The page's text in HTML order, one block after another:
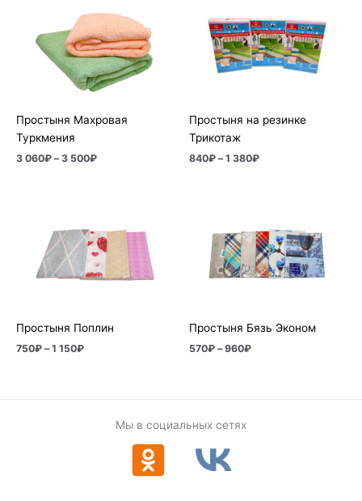
Простыня Махровая
Туркмения
3 060₽ – 3 500₽
060₽
–
3
500₽
Простыня на резинке
Трикотаж
840₽ – 1 380₽
840₽
–
1
380₽
Простыня Поплин
750₽ – 1 150₽
750₽
–
1
150₽
Простыня Бязь Эконом
570₽ – 960₽
570₽
–
960₽
Мы в социальных сетях